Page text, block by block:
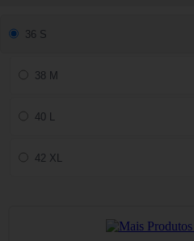
36 S
38 M
40 L
42 XL